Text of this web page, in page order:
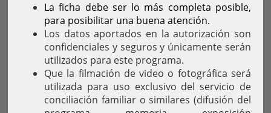
La ficha debe ser lo más completa posible,
para posibilitar una buena atención.
Los datos aportados en la autorización son
confidenciales y seguros y únicamente serán
utilizados para este programa.
Que la filmación de video o fotográfica será
utilizada para uso exclusivo del servicio de
conciliación familiar o similares (difusión del